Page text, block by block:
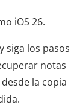
iOS 26.
siga los pasos
notas
la copia